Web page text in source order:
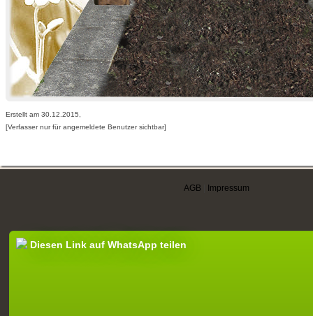
Erstellt am 30.12.2015,
[Verfasser nur für angemeldete Benutzer sichtbar]
AGB Impressum
Diesen Link auf WhatsApp teilen